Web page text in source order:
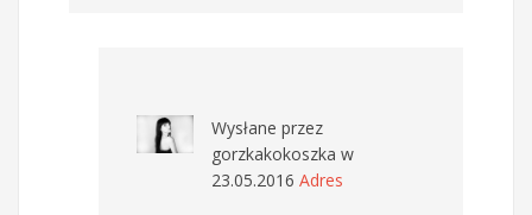
Wysłane przez
gorzkakokoszka w
23.05.2016 Adres